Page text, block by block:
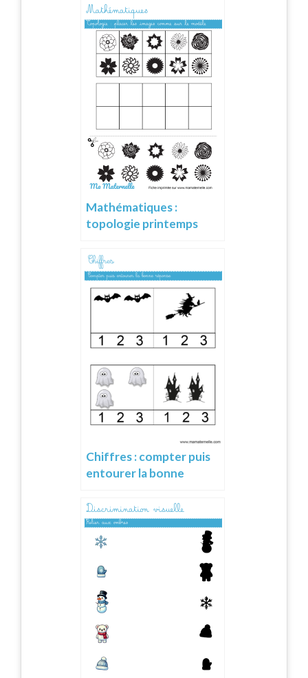
Mathématiques :
topologie printemps
Chiffres : compter puis
entourer la bonne